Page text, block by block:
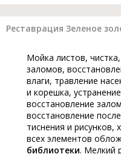
Реставрация Зеленое
Мойка листов,
заломов,
влаги, травление
и корешка,
восстановление
восстановление
тиснения и рисунков,
всех элементов
библиотеки. Мелкий